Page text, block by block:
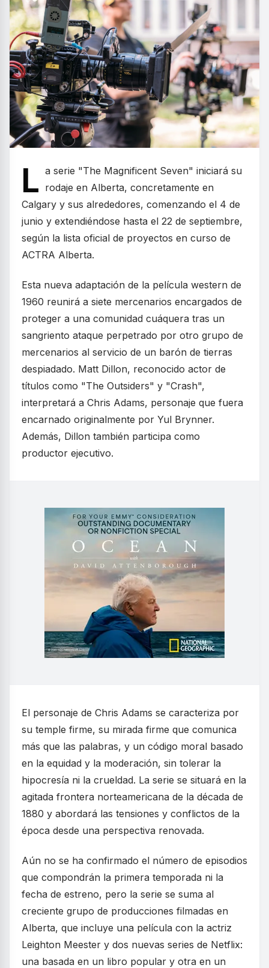
L a serie "The Magnificent Seven" iniciará su
rodaje en Alberta, concretamente en
Calgary y sus alrededores, comenzando el 4 de
junio y extendiéndose hasta el 22 de septiembre,
según la lista oficial de proyectos en curso de
ACTRA Alberta.
Esta nueva adaptación de la película western de
1960 reunirá a siete mercenarios encargados de
proteger a una comunidad cuáquera tras un
sangriento ataque perpetrado por otro grupo de
mercenarios al servicio de un barón de tierras
despiadado. Matt Dillon, reconocido actor de
títulos como "The Outsiders" y "Crash",
interpretará a Chris Adams, personaje que fuera
encarnado originalmente por Yul Brynner.
Además, Dillon también participa como
productor ejecutivo.
El personaje de Chris Adams se caracteriza por
su temple firme, su mirada firme que comunica
más que las palabras, y un código moral basado
en la equidad y la moderación, sin tolerar la
hipocresía ni la crueldad. La serie se situará en la
agitada frontera norteamericana de la década de
1880 y abordará las tensiones y conflictos de la
época desde una perspectiva renovada.
Aún no se ha confirmado el número de episodios
que compondrán la primera temporada ni la
fecha de estreno, pero la serie se suma al
creciente grupo de producciones filmadas en
Alberta, que incluye una película con la actriz
Leighton Meester y dos nuevas series de Netflix:
una basada en un libro popular y otra en un